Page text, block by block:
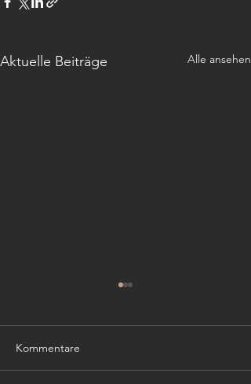
Aktuelle Beiträge Alle ansehen
Kommentare